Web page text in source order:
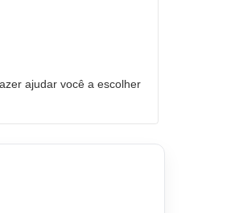
ajudar você a escolher